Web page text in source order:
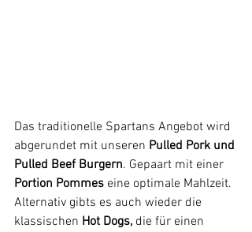
Das traditionelle Spartans Angebot wird
abgerundet mit unseren Pulled Pork und
Pulled Beef Burgern. Gepaart mit einer
Portion Pommes eine optimale Mahlzeit.
Alternativ gibts es auch wieder die
klassischen Hot Dogs, die für einen